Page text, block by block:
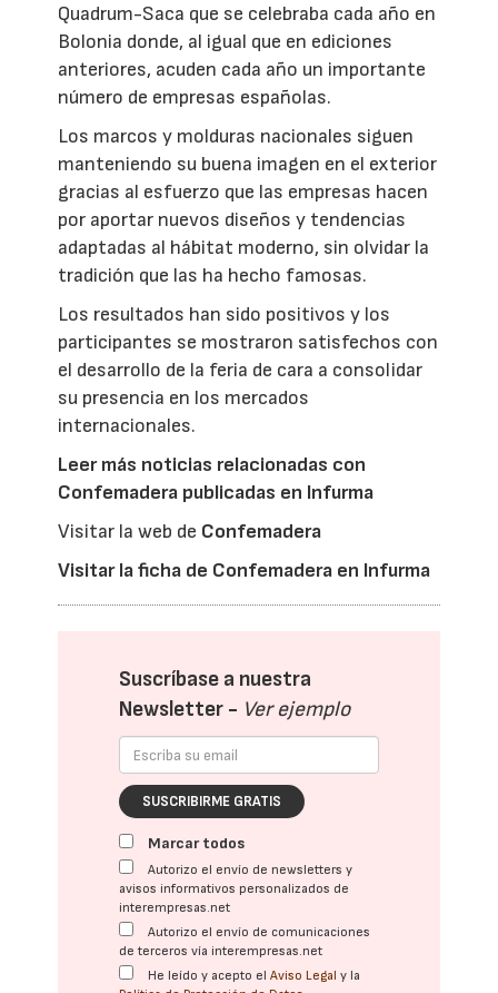
Quadrum-Saca que se celebraba cada año en
Bolonia donde, al igual que en ediciones
anteriores, acuden cada año un importante
número de empresas españolas.
Los marcos y molduras nacionales siguen
manteniendo su buena imagen en el exterior
gracias al esfuerzo que las empresas hacen
por aportar nuevos diseños y tendencias
adaptadas al hábitat moderno, sin olvidar la
tradición que las ha hecho famosas.
Los resultados han sido positivos y los
participantes se mostraron satisfechos con
el desarrollo de la feria de cara a consolidar
su presencia en los mercados
internacionales.
Leer más noticias relacionadas con
Confemadera publicadas en Infurma
Visitar la web de Confemadera
Visitar la ficha de Confemadera en Infurma
Suscríbase a nuestra
Newsletter - Ver ejemplo
SUSCRIBIRME GRATIS
Marcar todos
Autorizo el envío de newsletters y
avisos informativos personalizados de
interempresas.net
Autorizo el envío de comunicaciones
de terceros vía interempresas.net
He leído y acepto elAviso Legal y la